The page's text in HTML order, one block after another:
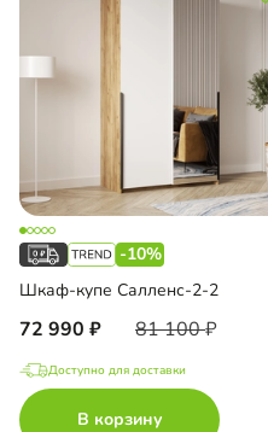
-10%
Шкаф-купе Салленс-2-2
72 990 81 100
Доступно для доставки
В корзину